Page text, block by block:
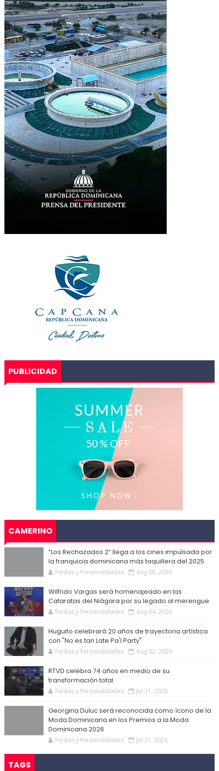
PUBLICIDAD
CAMERINO
“Los Rechazados 2” llega a los cines impulsada por
la franquicia dominicana más taquillera del 2025
Fiestas y Personalidades Aug 06, 2026
Wilfrido Vargas será homenajeado en las
Cataratas del Niágara por su legado al merengue
Fiestas y Personalidades Aug 04, 2026
Huguito celebrará 20 años de trayectoria artística
con "No es tan Late Pa'l Party"
Fiestas y Personalidades Aug 02, 2026
RTVD celebra 74 años en medio de su
transformación total
Fiestas y Personalidades Jul 31, 2026
Georgina Duluc será reconocida como ícono de la
Moda Dominicana en los Premios a la Moda
Dominicana 2026
Fiestas y Personalidades Jul 31, 2026
TAGS